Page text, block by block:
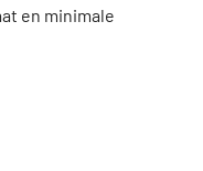
en minimale